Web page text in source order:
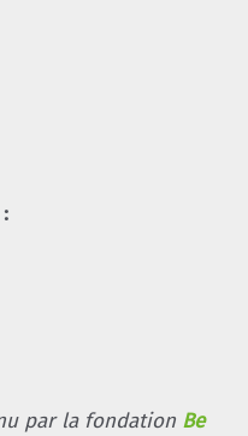
par la fondation Be